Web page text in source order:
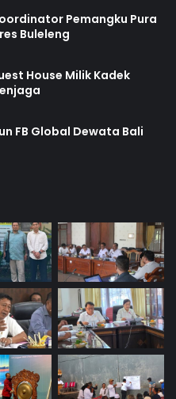
Pemangku Pura
Buleleng
House Milik Kadek
FB Global Dewata Bali